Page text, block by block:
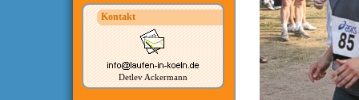
Kontakt
Detlev Ackermann